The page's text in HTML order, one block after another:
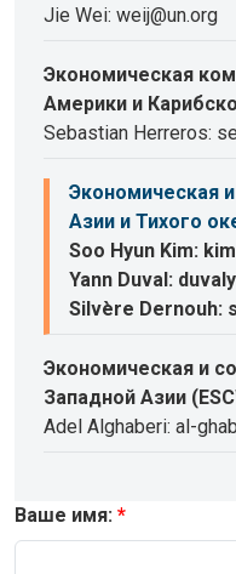
Jie Wei: weij@un.org
Экономическая
Америки и
Sebastian Herreros:
Экономическая
Азии и Тихого
Soo Hyun Kim:
Yann Duval:
Silvère Dernouh:
Экономическая и
Западной Азии
Adel Alghaberi: al-
Ваше имя: